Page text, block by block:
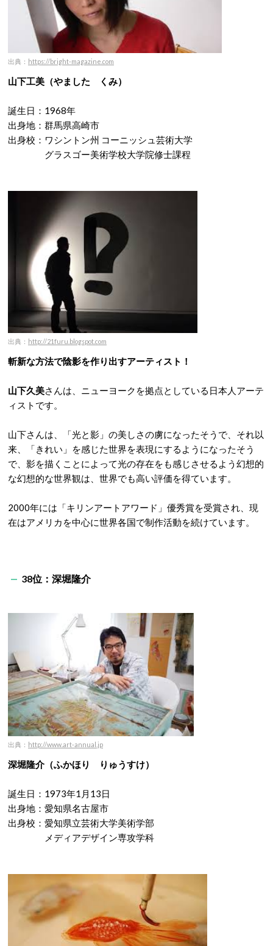
出典： https://bright-magazine.com
山下工美（やました くみ）
誕生日：1968年
出身地：群馬県高崎市
出身校：ワシントン州 コーニッシュ芸術大学
グラスゴー美術学校大学院修士課程
出典： http://21furu.blogspot.com
斬新な方法で陰影を作り出すアーティスト！
山下久美さんは、ニューヨークを拠点としている日本人アーテ
ィストです。
山下さんは、「光と影」の美しさの虜になったそうで、それ以
来、「きれい」を感じた世界を表現にするようになったそう
で、影を描くことによって光の存在をも感じさせるよう幻想的
な幻想的な世界観は、世界でも高い評価を得ています。
2000年には「キリンアートアワード」優秀賞を受賞され、現
在はアメリカを中心に世界各国で制作活動を続けています。
38位： 深堀隆介
出典： http://www.art-annual.jp
深堀隆介（ふかほり りゅうすけ）
誕生日：1973年1月13日
出身地：愛知県名古屋市
出身校：愛知県立芸術大学美術学部
メディアデザイン専攻学科